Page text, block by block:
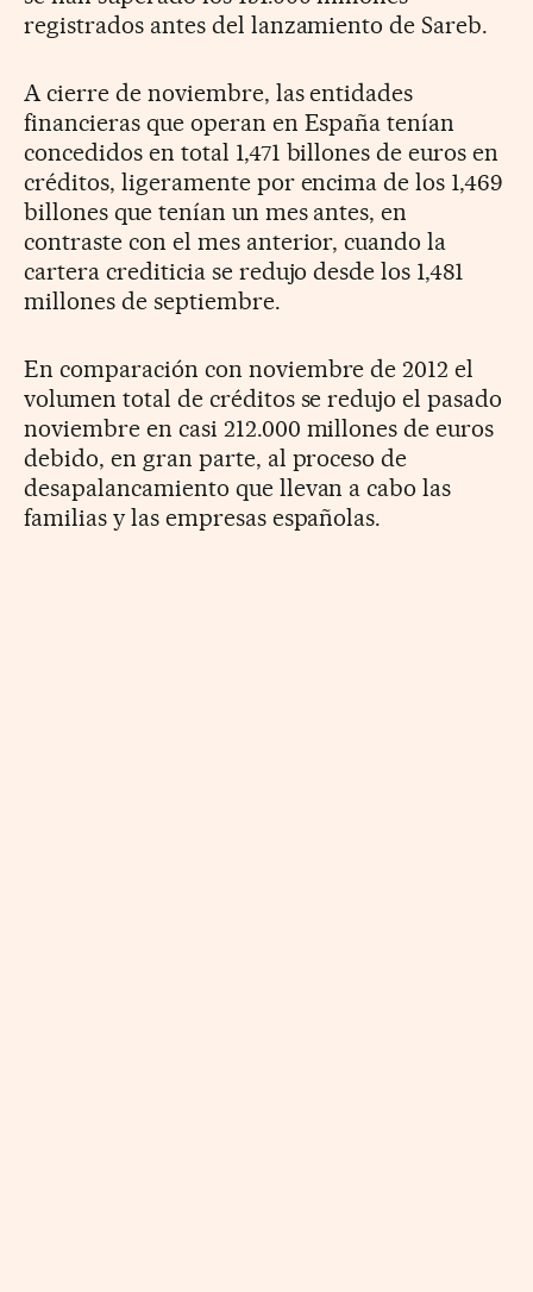
registrados antes del lanzamiento de Sareb.
A cierre de noviembre, las entidades
financieras que operan en España tenían
concedidos en total 1,471 billones de euros en
créditos, ligeramente por encima de los 1,469
billones que tenían un mes antes, en
contraste con el mes anterior, cuando la
cartera crediticia se redujo desde los 1,481
millones de septiembre.
En comparación con noviembre de 2012 el
volumen total de créditos se redujo el pasado
noviembre en casi 212.000 millones de euros
debido, en gran parte, al proceso de
desapalancamiento que llevan a cabo las
familias y las empresas españolas.